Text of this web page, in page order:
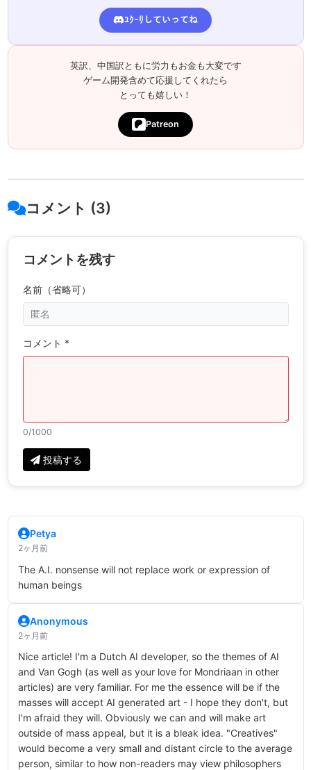
ﾕｸｰﾘしていってね
英訳、中国訳ともに労力もお金も大変です
ゲーム開発含めて応援してくれたら
とっても嬉しい！
Patreon
コメント (3)
コメントを残す
名前（省略可）
コメント *
0/1000
投稿する
Petya
2ヶ月前
The A.I. nonsense will not replace work or expression of
human beings
Anonymous
2ヶ月前
Nice article! I'm a Dutch AI developer, so the themes of AI
and Van Gogh (as well as your love for Mondriaan in other
articles) are very familiar. For me the essence will be if the
masses will accept AI generated art - I hope they don't, but
I'm afraid they will. Obviously we can and will make art
outside of mass appeal, but it is a bleak idea. "Creatives"
would become a very small and distant circle to the average
person, similar to how non-readers may view philosophers